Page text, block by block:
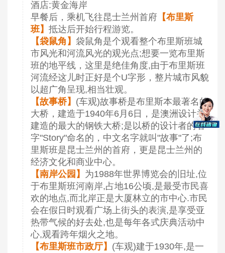
酒店:黄金海岸
早餐后，乘机飞往昆士兰州首府 【布里斯
班】 抵达后开始行程游览。
【袋鼠角】 袋鼠角是个观看整个布里斯班城
市风光和河流风光的观光点;想要一览布里斯
班的地平线，这里是绝佳角度,由于布里斯班
河流经这儿时正好是个U字形，整片城市风貌
以超广角呈现,相当壮观。
【故事桥】 (车观)故事桥是布里斯本最著名的
大桥，建造于1940年6月6日，是澳洲设计并
建造的最大的钢铁大桥;是以桥的设计者的名
字"Story"命名的，中文名字就叫"故事"了;布
里斯班是昆士兰州的首府，更是昆士兰州的
经济文化和商业中心。
【南岸公园】 为1988年世界博览会的旧址,位
于布里斯班河南岸,占地16公顷,是最受市民喜
欢的地点,而北岸正是大厦林立的市中心.市民
会在假日时观看广场上街头的表演,是享受亚
热带气候的好去处,也是每年各式庆典活动中
心,观看跨年烟火之地。
【布里斯班市政厅】 (车观)建于1930年,是一